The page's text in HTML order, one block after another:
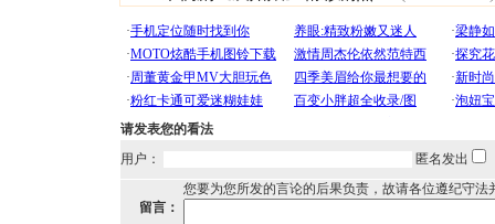
请发表您的看法
用户：
匿名发出
您要为您所发的言论的后果负责，故请各位遵纪守法
留言：